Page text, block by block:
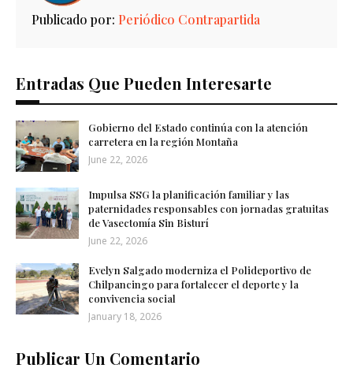
Publicado por: Periódico Contrapartida
Entradas Que Pueden Interesarte
Gobierno del Estado continúa con la atención
carretera en la región Montaña
June 22, 2026
Impulsa SSG la planificación familiar y las
paternidades responsables con jornadas gratuitas
de Vasectomía Sin Bisturí
June 22, 2026
Evelyn Salgado moderniza el Polideportivo de
Chilpancingo para fortalecer el deporte y la
convivencia social
January 18, 2026
Publicar Un Comentario